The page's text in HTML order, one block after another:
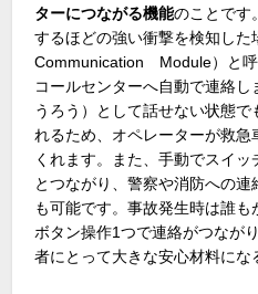
ターにつながる機能のことです
するほどの強い衝撃を検知した
Communication
Module）と
コールセンターへ自動で連絡
うろう）として話せない状態
れるため、オペレーターが救
くれます。また、手動でスイ
とつながり、警察や消防への
も可能です。事故発生時は誰も
ボタン操作1つで連絡がつなが
者にとって大きな安心材料にな